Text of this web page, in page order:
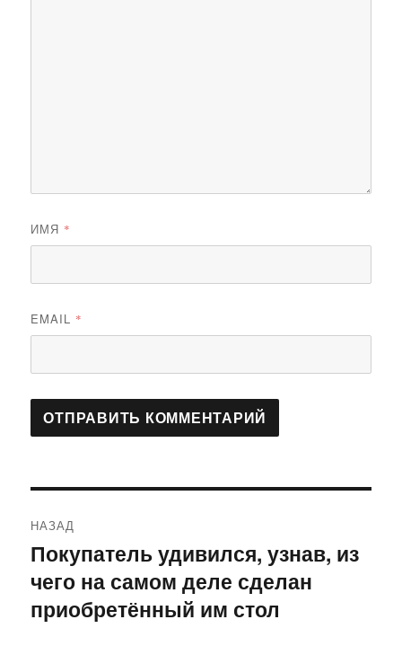
ИМЯ *
EMAIL *
по
записям
НАЗАД
Предыдущая
запись:
Покупатель удивился, узнав, из
чего на самом деле сделан
приобретённый им стол